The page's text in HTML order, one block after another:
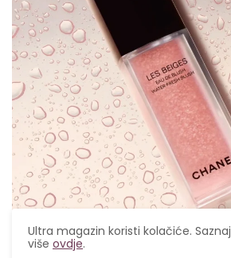
Ultra magazin koristi kolačiće. Saznaj
višeovdje.